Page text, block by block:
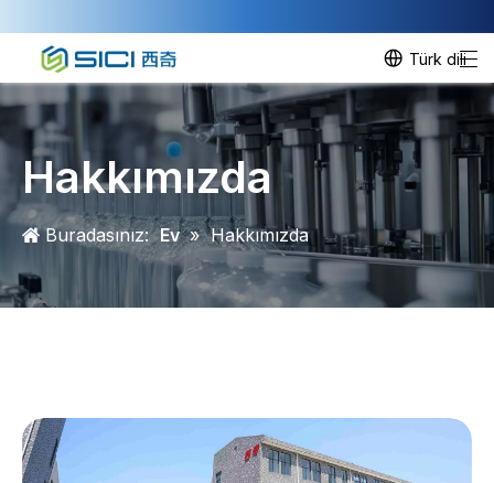
Türk dili
Hakkımızda
Buradasınız: Ev » Hakkımızda